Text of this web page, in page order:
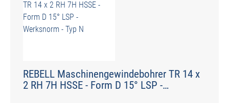
REBELL Maschinengewindebohrer TR 14 x
2 RH 7H HSSE - Form D 15° LSP -